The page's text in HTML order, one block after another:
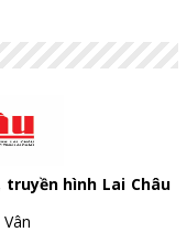
hình Lai Châu